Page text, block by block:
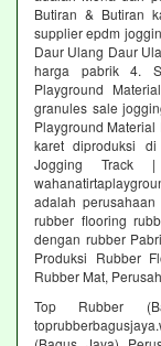
Butiran & Butiran
supplier epdm
Daur Ulang Daur
harga pabrik 4.
Playground
granules sale
Playground
karet diproduksi
Jogging Track |
adalah
rubber flooring
dengan rubber
Produksi Rubber
Rubber Mat,
Top Rubber